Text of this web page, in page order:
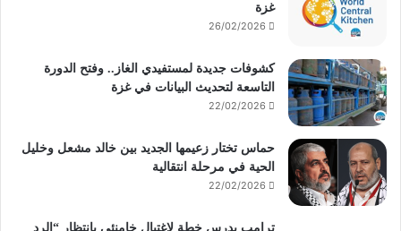
غزة
26/02/2026
كشوفات جديدة لمستفيدي الغاز.. وفتح الدورة
التاسعة لتحديث البيانات في غزة
22/02/2026
حماس تختار زعيمها الجديد بين خالد مشعل وخليل
الحية في مرحلة انتقالية
22/02/2026
ترامب يدرس خطة لاغتيال خامنئي بانتظار “الرد